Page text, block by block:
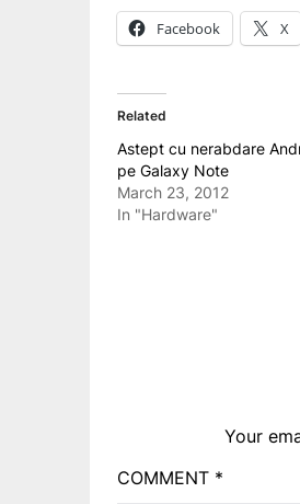
Facebook X
Related
Astept cu nerabdare
pe Galaxy Note
March 23, 2012
In "Hardware"
Your
COMMENT *